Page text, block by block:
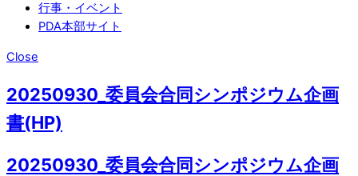
行事・イベント
PDA本部サイト
Close
20250930_委員会合同シンポジウム企画
書(HP)
20250930_委員会合同シンポジウム企画